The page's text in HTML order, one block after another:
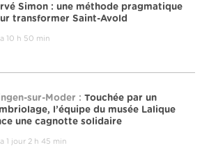
Simon : une méthode pragmatique
transformer Saint-Avold
10 h 50 min
sur-Moder : Touchée par un
l’équipe du musée Lalique
une cagnotte solidaire
1 jour 2 h 45 min